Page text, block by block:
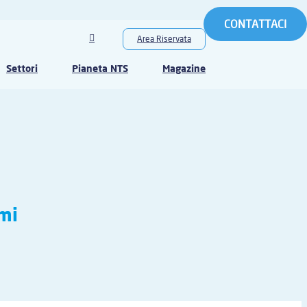
CONTATTACI
Area Riservata
Settori Pianeta NTS Magazine